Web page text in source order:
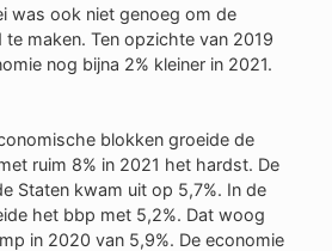
was ook niet genoeg om de
maken. Ten opzichte van 2019
nog bijna 2% kleiner in 2021.
blokken groeide de
ruim 8% in 2021 het hardst. De
Staten kwam uit op 5,7%. In de
het bbp met 5,2%. Dat woog
in 2020 van 5,9%. De economie